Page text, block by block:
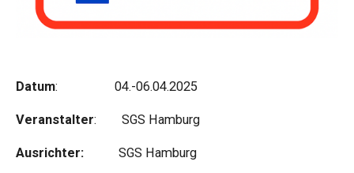
Datum: 04.-06.04.2025
Veranstalter: SGS Hamburg
Ausrichter: SGS Hamburg